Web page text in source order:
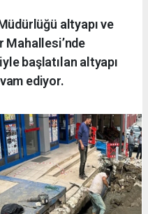
altyapı ve
Mahallesi’nde
başlatılan altyapı
ediyor.